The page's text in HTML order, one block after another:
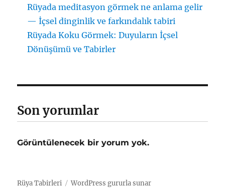
Rüyada meditasyon görmek ne anlama gelir
— İçsel dinginlik ve farkındalık tabiri
Rüyada Koku Görmek: Duyuların İçsel
Dönüşümü ve Tabirler
Son yorumlar
Görüntülenecek bir yorum yok.
Rüya Tabirleri WordPress gururla sunar